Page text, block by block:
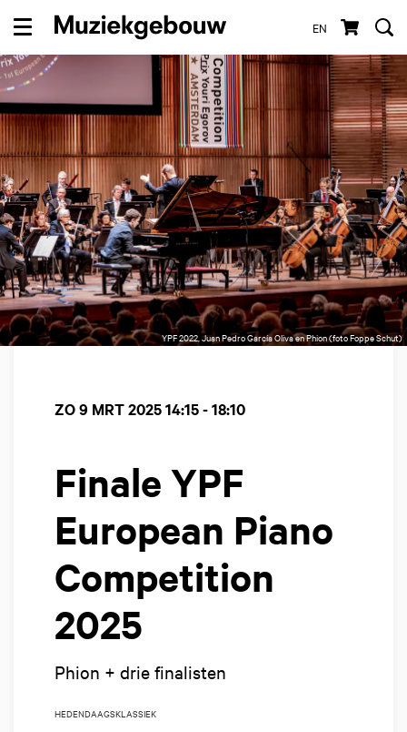
EN
Menu
YPF 2022, Juan Pedro García Oliva en Phion (foto Foppe Schut)
Finale YPF
European Piano
Competition
2025
Phion + drie finalisten
ZO 9 MRT 202514:15 - 18:10
HEDENDAAGSKLASSIEK